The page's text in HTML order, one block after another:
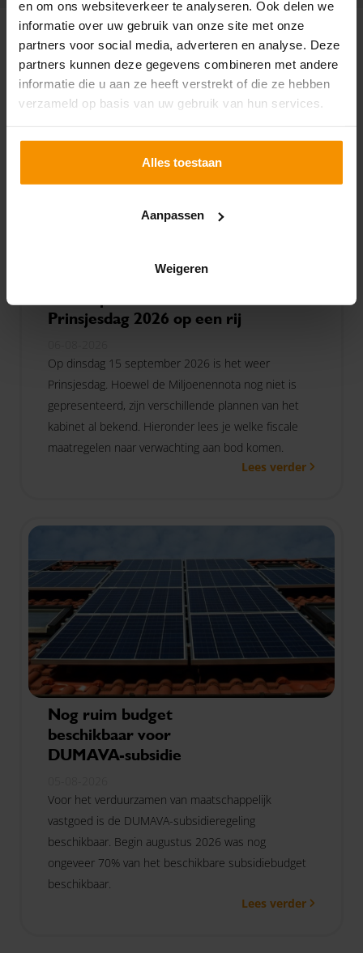
en om ons websiteverkeer te analyseren. Ook delen we
informatie over uw gebruik van onze site met onze
partners voor social media, adverteren en analyse. Deze
partners kunnen deze gegevens combineren met andere
informatie die u aan ze heeft verstrekt of die ze hebben
verzameld op basis van uw gebruik van hun services.
Alles toestaan
Aanpassen
Weigeren
ACTUEEL
Prinsjesdag 2026 op een rij
Op dinsdag 15 september 2026 is het weer
Prinsjesdag. Hoewel de Miljoenennota nog niet is
gepresenteerd, zijn verschillende plannen van het
kabinet al bekend. Hieronder lees je welke fiscale
maatregelen naar verwachting aan bod komen.
Lees verder
Nog ruim budget
beschikbaar voor
DUMAVA-subsidie
Voor het verduurzamen van maatschappelijk
vastgoed is de DUMAVA-subsidieregeling
beschikbaar. Begin augustus 2026 was nog
ongeveer 70% van het beschikbare subsidiebudget
beschikbaar.
Lees verder